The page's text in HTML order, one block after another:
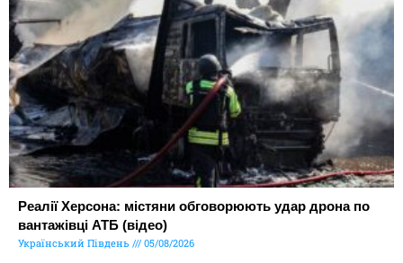
Реалії Херсона: містяни обговорюють удар дрона по
вантажівці АТБ (відео)
Український Південь 05/08/2026